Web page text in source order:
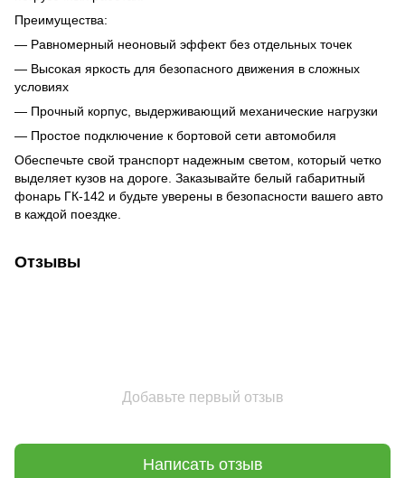
Преимущества:
— Равномерный неоновый эффект без отдельных точек
— Высокая яркость для безопасного движения в сложных
условиях
— Прочный корпус, выдерживающий механические нагрузки
— Простое подключение к бортовой сети автомобиля
Обеспечьте свой транспорт надежным светом, который четко
выделяет кузов на дороге. Заказывайте белый габаритный
фонарь ГК-142 и будьте уверены в безопасности вашего авто
в каждой поездке.
Отзывы
Добавьте первый отзыв
Написать отзыв